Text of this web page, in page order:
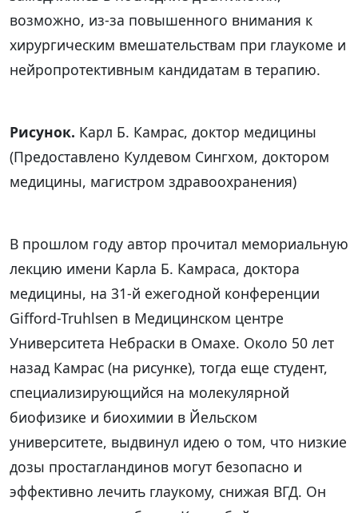
возможно, из-за повышенного внимания к
хирургическим вмешательствам при глаукоме и
нейропротективным кандидатам в терапию.
Рисунок. Карл Б. Камрас, доктор медицины
(Предоставлено Кулдевом Сингхом, доктором
медицины, магистром здравоохранения)
В прошлом году автор прочитал мемориальную
лекцию имени Карла Б. Камраса, доктора
медицины, на 31-й ежегодной конференции
Gifford-Truhlsen в Медицинском центре
Университета Небраски в Омахе. Около 50 лет
назад Камрас (на рисунке), тогда еще студент,
специализирующийся на молекулярной
биофизике и биохимии в Йельском
университете, выдвинул идею о том, что низкие
дозы простагландинов могут безопасно и
эффективно лечить глаукому, снижая ВГД. Он